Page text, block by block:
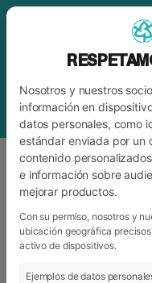
ETIQUETA
Nosotros y nuestros
información en
datos personales, como
estándar enviada por un
contenido
e información sobre
mejorar productos.
Con su permiso, nosotros y
ubicación geográfica
activo de dispositivos.
Ejemplos de datos